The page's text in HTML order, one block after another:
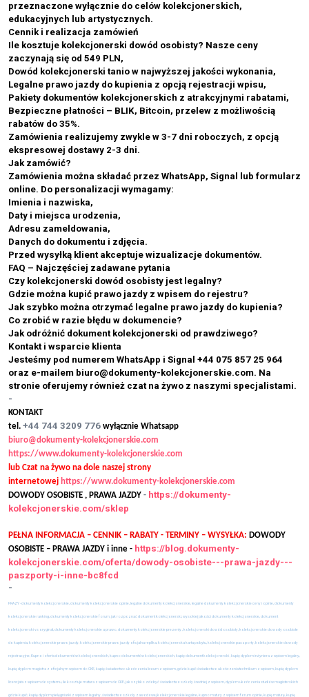
przeznaczone wyłącznie do celów kolekcjonerskich,
edukacyjnych lub artystycznych.
Cennik i realizacja zamówień
Ile kosztuje kolekcjonerski dowód osobisty? Nasze ceny
zaczynają się od 549 PLN,
Dowód kolekcjonerski tanio w najwyższej jakości wykonania,
Legalne prawo jazdy do kupienia z opcją rejestracji wpisu,
Pakiety dokumentów kolekcjonerskich z atrakcyjnymi rabatami,
Bezpieczne płatności – BLIK, Bitcoin, przelew z możliwością
rabatów do 35%.
Zamówienia realizujemy zwykle w 3-7 dni roboczych, z opcją
ekspresowej dostawy 2-3 dni.
Jak zamówić?
Zamówienia można składać przez WhatsApp, Signal lub formularz
online. Do personalizacji wymagamy:
Imienia i nazwiska,
Daty i miejsca urodzenia,
Adresu zameldowania,
Danych do dokumentu i zdjęcia.
Przed wysyłką klient akceptuje wizualizacje dokumentów.
FAQ – Najczęściej zadawane pytania
Czy kolekcjonerski dowód osobisty jest legalny?
Gdzie można kupić prawo jazdy z wpisem do rejestru?
Jak szybko można otrzymać legalne prawo jazdy do kupienia?
Co zrobić w razie błędu w dokumencie?
Jak odróżnić dokument kolekcjonerski od prawdziwego?
Kontakt i wsparcie klienta
Jesteśmy pod numerem WhatsApp i Signal +44 075 857 25 964
oraz e-mailem biuro@dokumenty-kolekcjonerskie.com. Na
stronie oferujemy również czat na żywo z naszymi specjalistami.
-
KONTAKT
tel. +44 744 3209 776 wyłącznie Whatsapp
biuro@dokumenty-kolekcjonerskie.com
https://www.dokumenty-kolekcjonerskie.com
lub Czat na żywo na dole naszej strony
internetowej https://www.dokumenty-kolekcjonerskie.com
DOWODY OSOBISTE , PRAWA JAZDY - https://dokumenty-
kolekcjonerskie.com/sklep
PEŁNA INFORMACJA – CENNIK – RABATY - TERMINY – WYSYŁKA: DOWODY
OSOBISTE – PRAWA JAZDY i inne - https://blog.dokumenty-
kolekcjonerskie.com/oferta/dowody-osobiste---prawa-jazdy---
paszporty-i-inne-bc8fcd
-
FRAZY - dokumenty kolekcjonerskie, dokumenty kolekcjonerskie opinie, legalne dokumenty kolekcjonerskie, legalne dokumenty kolekcjonerskie ceny i opinie, dokumenty
kolekcjonerskie ranking, dokumenty kolekcjonerskie forum, jak rozpoznać dokument kolekcjonerski, wysokiej jakości dokumenty kolekcjonerskie, dokument
kolekcjonerski vs oryginał, dokumenty kolekcjonerskie a prawo, dokumenty kolekcjonerskie prezenty , kolekcjonerski dowód osobisty, kolekcjonerskie dowody osobiste
do kupienia, kolekcjonerskie prawo jazdy, kolekcjonerskie prawo jazdy oficjalna replika, kolekcjonerska karta pobytu, kolekcjonerskie paszporty, kolekcjonerskie dowody
rejestracyjne, Kupno i oferta dokumentów kolekcjonerskich, kupno dokumentów kolekcjonerskich, kupię dokument kolekcjonerski , kupię dyplom inżyniera z wpisem legalny,
kupię dyplom magistra z oficjalnym wpisem do CKE, kupię świadectwo ukończenia liceum z wpisem, gdzie kupić świadectwo ukończenia technikum z wpisem, kupię dyplom
licencjata z wpisem do systemu, ile kosztuje matura z wpisem do CKE, jak szybko zdobyć świadectwo szkoły średniej z wpisem, dyplom ukończenia studiów magisterskich
gdzie kupić, kupię dyplom pielęgniarki z wpisem legalny, świadectwo szkoły zawodowej kolekcjonerskie legalne, kupno matury z wpisem forum opinie, kupię maturę, kupię